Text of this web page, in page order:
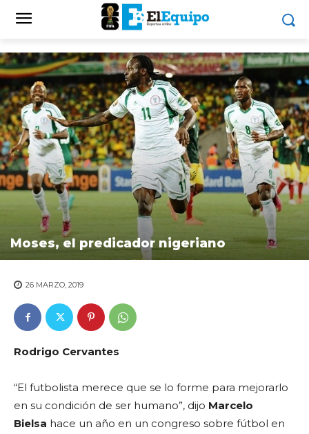
Moses, el predicador nigeriano
26 MARZO, 2019
Rodrigo Cervantes
“El futbolista merece que se lo forme para mejorarlo
en su condición de ser humano”, dijo Marcelo
Bielsa hace un año en un congreso sobre fútbol en